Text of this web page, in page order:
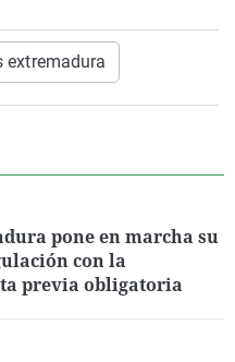
extremadura
pone en marcha su
con la
previa obligatoria